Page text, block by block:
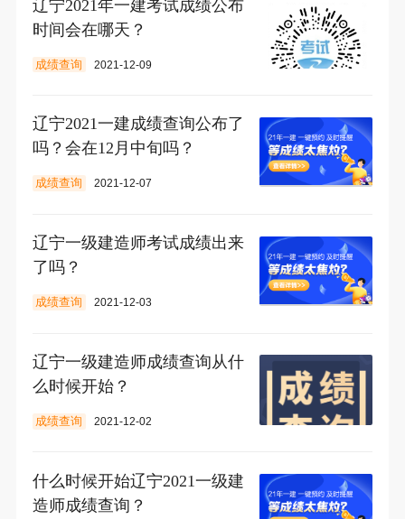
辽宁2021年一建考试成绩公布
时间会在哪天？
成绩查询 2021-12-09
辽宁2021一建成绩查询公布了
吗？会在12月中旬吗？
成绩查询 2021-12-07
辽宁一级建造师考试成绩出来
了吗？
成绩查询 2021-12-03
辽宁一级建造师成绩查询从什
么时候开始？
成绩查询 2021-12-02
什么时候开始辽宁2021一级建
造师成绩查询？